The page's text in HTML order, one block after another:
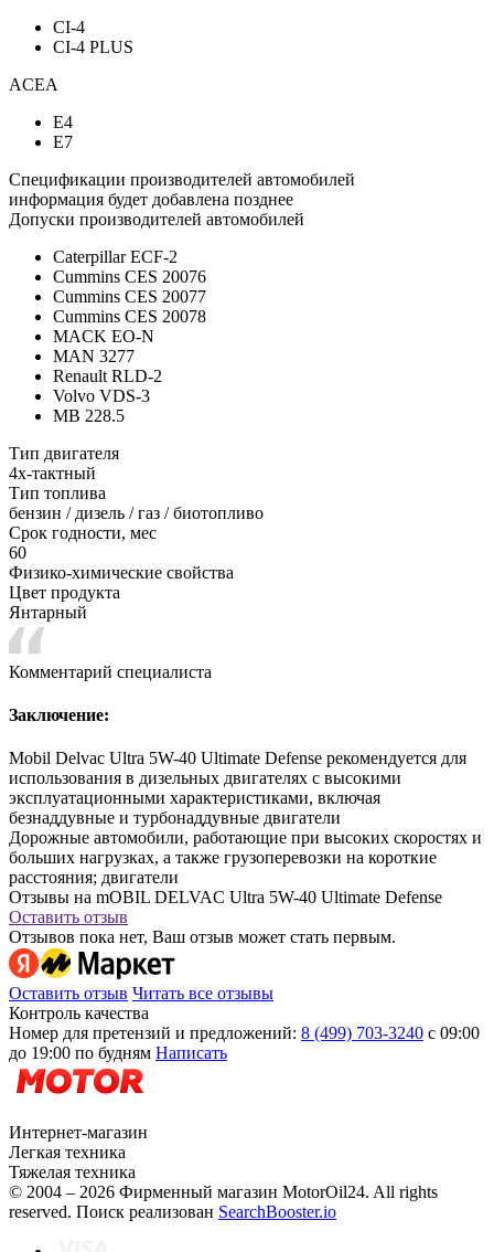
CI-4
CI-4 PLUS
ACEA
E4
E7
Спецификации производителей автомобилей
информация будет добавлена позднее
Допуски производителей автомобилей
Caterpillar ECF-2
Cummins CES 20076
Cummins CES 20077
Cummins CES 20078
MACK EO-N
MAN 3277
Renault RLD-2
Volvo VDS-3
MB 228.5
Тип двигателя
4х-тактный
Тип топлива
бензин / дизель / газ / биотопливо
Срок годности, мес
60
Физико-химические свойства
Цвет продукта
Янтарный
Комментарий специалиста
Заключение:
Mobil Delvac Ultra 5W-40 Ultimate Defense рекомендуется для
использования в дизельных двигателях с высокими
эксплуатационными характеристиками, включая
безнаддувные и турбонаддувные двигатели
Дорожные автомобили, работающие при высоких скоростях и
больших нагрузках, а также грузоперевозки на короткие
расстояния; двигатели
Отзывы на mOBIL DELVAC Ultra 5W-40 Ultimate Defense
Оставить отзыв
Отзывов пока нет, Ваш отзыв может стать первым.
Оставить отзыв Читать все отзывы
Контроль качества
Номер для претензий и предложений: 8 (499) 703-3240 с 09:00
до 19:00 по будням Написать
Интернет-магазин
Легкая техника
Тяжелая техника
© 2004 – 2026 Фирменный магазин MotorOil24. All rights
reserved. Поиск реализован SearchBooster.io